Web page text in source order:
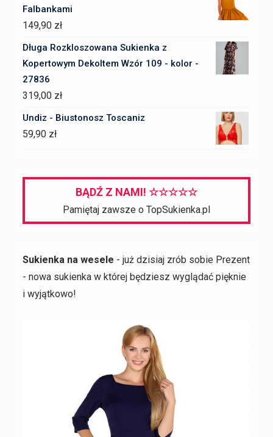
Falbankami
149,90 zł
Długa Rozkloszowana Sukienka z
Kopertowym Dekoltem Wzór 109 - kolor -
27836
319,00 zł
Undiz - Biustonosz Toscaniz
59,90 zł
BĄDŹ Z NAMI! ☆☆☆☆☆
Pamiętaj zawsze o TopSukienka.pl
Sukienka na wesele - już dzisiaj zrób sobie Prezent
- nowa sukienka w której będziesz wyglądać pięknie
i wyjątkowo!